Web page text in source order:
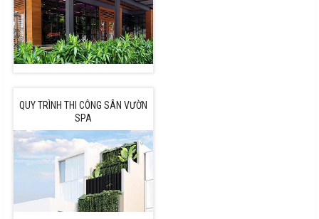
QUY TRÌNH THI CÔNG SÂN VƯỜN
SPA